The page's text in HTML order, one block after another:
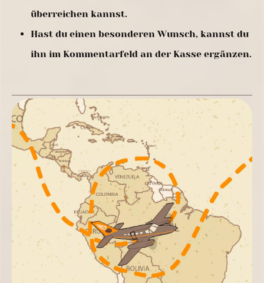
überreichen kannst.
Hast du einen besonderen Wunsch, kannst du
ihn im Kommentarfeld an der Kasse ergänzen.